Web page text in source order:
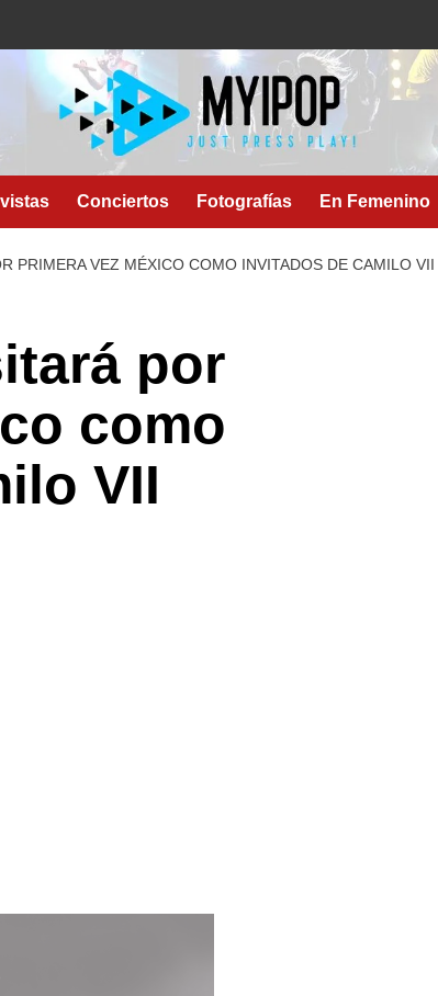
Conciertos Fotografías En Femenino
PRIMERA VEZ MÉXICO COMO INVITADOS DE CAMILO VII
por
como
VII